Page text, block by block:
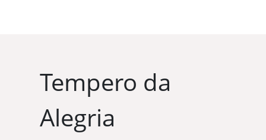
Tempero da
Alegria